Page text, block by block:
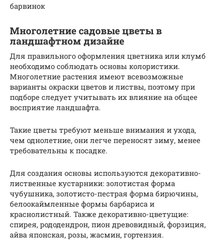
барвинок
Многолетние садовые цветы в
ландшафтном дизайне
Для правильного оформления цветника или клумб
необходимо соблюдать основы колористики.
Многолетние растения имеют всевозможные
варианты окраски цветов и листвы, поэтому при
подборе следует учитывать их влияние на общее
восприятие ландшафта.
Такие цветы требуют меньше внимания и ухода,
чем однолетние, они легче переносят зиму, менее
требовательны к посадке.
Для создания основы используются декоративно-
лиственные кустарники: золотистая форма
чубушника, золотисто-пестрая форма бирючины,
белоокаймленные формы барбариса и
краснолистный. Также декоративно-цветущие:
спирея, рододендрон, пион древовидный, форзиция,
айва японская, розы, жасмин, гортензия.